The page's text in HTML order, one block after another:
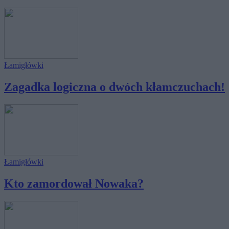
Łamigłówki
Zagadka logiczna o dwóch kłamczuchach!
Łamigłówki
Kto zamordował Nowaka?